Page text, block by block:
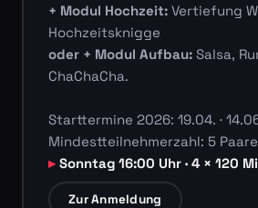
+ Modul Hochzeit:Vertiefung
Hochzeitsknigge
oder + Modul Aufbau:Salsa,
ChaChaCha.
Starttermine 2026: 19.04. · 14.06.
Mindestteilnehmerzahl: 5 Paare
Sonntag 16:00 Uhr · 4 × 120
Zur Anmeldung